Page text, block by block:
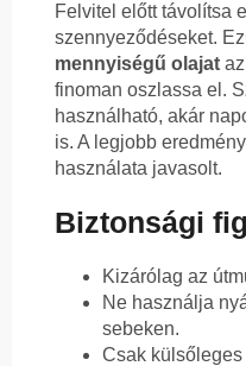
Felvitel előtt távolítsa
szennyeződéseket.
mennyiségű olajat
finoman oszlassa el.
használható, akár
is. A legjobb
használata javasolt.
Biztonsági
Kizárólag az
Ne használja
sebeken.
Csak